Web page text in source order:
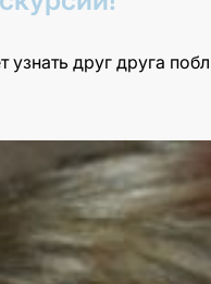
узнать друг друга